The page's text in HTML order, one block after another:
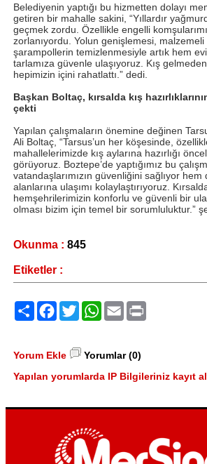
Belediyenin yaptığı bu hizmetten dolayı
getiren bir mahalle sakini, “Yıllardır
geçmek zordu. Özellikle engelli
zorlanıyordu. Yolun genişlemesi, malzemeli
şarampollerin temizlenmesiyle artık hem
tarlamıza güvenle ulaşıyoruz. Kış
hepimizin içini rahatlattı.” dedi.
Başkan Boltaç, kırsalda kış
çekti
Yapılan çalışmaların önemine değinen
Ali Boltaç, “Tarsus’un her köşesinde,
mahallelerimizde kış aylarına hazırlığı
görüyoruz. Boztepe’de yaptığımız bu
vatandaşlarımızın güvenliğini sağlıyor
alanlarına ulaşımı kolaylaştırıyoruz.
hemşehrilerimizin konforlu ve güvenli bir
olması bizim için temel bir sorumluluktur.”
Okunma : 845
Etiketler :
PaylaşFacebook
TwitterWhatsApp
Email
Yorum Ekle
Yorumlar (0)
Yapılan yorumlarda IP Bilgileriniz kayıt